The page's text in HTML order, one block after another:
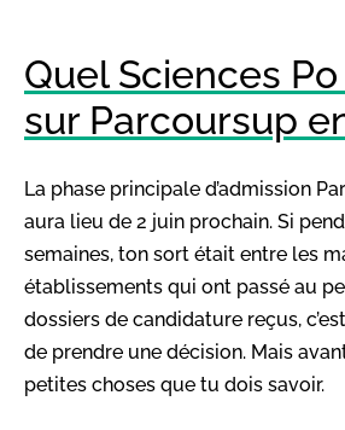
Quel Sciences
sur Parcoursup
La phase principale d’admission
aura lieu de 2 juin prochain. Si
semaines, ton sort était entre les
établissements qui ont passé au
dossiers de candidature reçus,
de prendre une décision. Mais
petites choses que tu dois savoir.